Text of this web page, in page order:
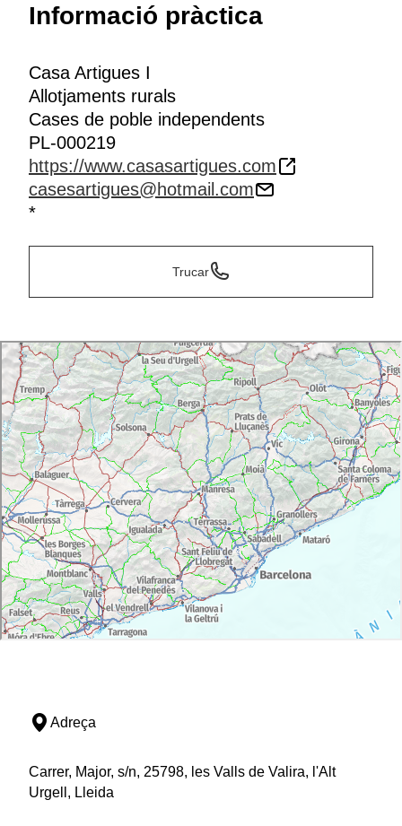
Informació pràctica
Casa Artigues I
Allotjaments rurals
Cases de poble independents
PL-000219
https://www.casasartigues.com
casesartigues@hotmail.com
*
Trucar
Adreça
Carrer, Major, s/n, 25798, les Valls de Valira, l'Alt
Urgell, Lleida